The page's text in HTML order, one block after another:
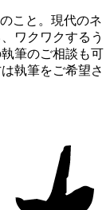
こと。現代のネ
ワクワクするう
筆のご相談も可
執筆をご希望さ